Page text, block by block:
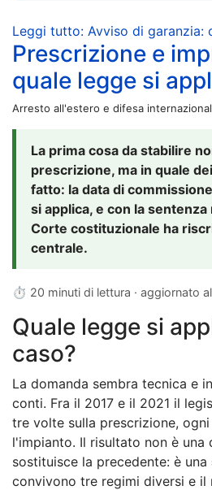
Leggi tutto: Avviso di garanzia:
Prescrizione e
quale legge si
Arresto all'estero e difesa
La prima cosa da stabilire
prescrizione, ma in quale
fatto: la data di
si applica, e con la
Corte costituzionale ha
centrale.
⏱ 20 minuti di lettura · aggiornato al
Quale legge si
caso?
La domanda sembra tecnica e
conti. Fra il 2017 e il 2021 il
tre volte sulla prescrizione,
l'impianto. Il risultato non è una
sostituisce la precedente: è una
convivono tre regimi diversi e il